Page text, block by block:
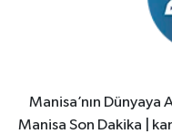
Manisa’nın Dünyaya
Manisa Son Dakika |